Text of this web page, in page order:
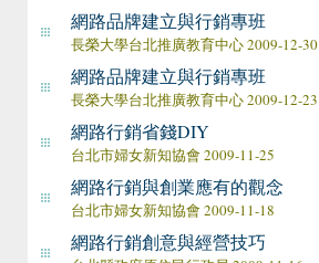
網路品牌建立與行銷專班
長榮大學台北推廣教育中心 2009-12-30
網路品牌建立與行銷專班
長榮大學台北推廣教育中心 2009-12-23
網路行銷省錢DIY
台北市婦女新知協會 2009-11-25
網路行銷與創業應有的觀念
台北市婦女新知協會 2009-11-18
網路行銷創意與經營技巧